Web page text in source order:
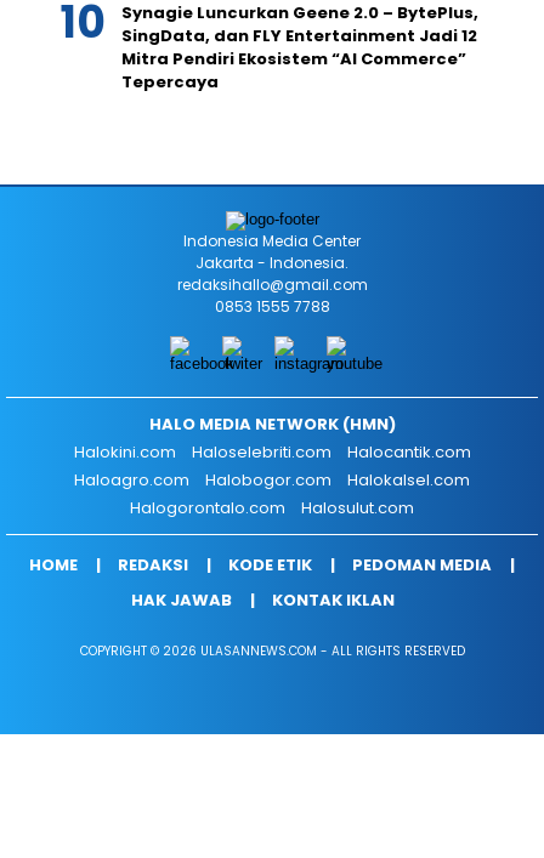
Synagie Luncurkan Geene 2.0 – BytePlus,
SingData, dan FLY Entertainment Jadi 12
Mitra Pendiri Ekosistem “AI Commerce”
Tepercaya
Indonesia Media Center
Jakarta - Indonesia.
redaksihallo@gmail.com
0853 1555 7788
HALO MEDIA NETWORK (HMN)
Halokini.com
Haloselebriti.com
Halocantik.com
Haloagro.com
Halobogor.com
Halokalsel.com
Halogorontalo.com
Halosulut.com
HOME REDAKSI KODE ETIK
PEDOMAN MEDIA
HAK JAWAB
KONTAK IKLAN
COPYRIGHT © 2026 ULASANNEWS.COM - ALL RIGHTS RESERVED